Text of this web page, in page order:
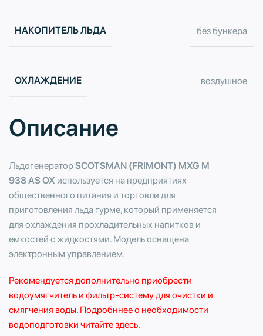
Описание
ЛьдогенераторSCOTSMAN (FRIMONT) MXG M
938 AS OX используется на предприятиях
общественного питания и торговли для
приготовления льда гурме, который применяется
для охлаждения прохладительных напитков и
емкостей с жидкостями. Модель оснащена
электронным управлением.
Рекомендуется дополнительно приобрести
водоумягчитель и фильтр-системудля очистки и
смягчения воды. Подробннее о необходимости
водоподготовки читайте здесь.
НАКОПИТЕЛЬ ЛЬДА без бункера
ОХЛАЖДЕНИЕ воздушное